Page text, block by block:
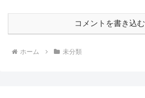
コメントを書き込む
ホーム 未分類